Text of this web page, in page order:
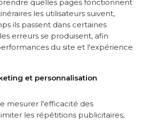
quelles pages fonctionnent
les utilisateurs suivent,
ils passent dans certaines
erreurs se produisent, afin
du site et l'expérience
et personnalisation
mesurer l'efficacité des
les répétitions publicitaires,